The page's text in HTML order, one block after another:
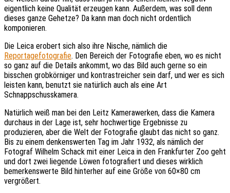
eigentlich keine Qualität erzeugen kann. Außerdem, was soll denn
dieses ganze Gehetze? Da kann man doch nicht ordentlich
komponieren.
Die Leica erobert sich also ihre Nische, nämlich die
Reportagefotografie. Den Bereich der Fotografie eben, wo es nicht
so ganz auf die Details ankommt, wo das Bild auch gerne so ein
bisschen grobkörniger und kontrastreicher sein darf, und wer es sich
leisten kann, benutzt sie natürlich auch als eine Art
Schnappschusskamera.
Natürlich weiß man bei den Leitz Kamerawerken, dass die Kamera
durchaus in der Lage ist, sehr hochwertige Ergebnisse zu
produzieren, aber die Welt der Fotografie glaubt das nicht so ganz.
Bis zu einem denkenswerten Tag im Jahr 1932, als nämlich der
Fotograf Wilhelm Schack mit einer Leica in den Frankfurter Zoo geht
und dort zwei liegende Löwen fotografiert und dieses wirklich
bemerkenswerte Bild hinterher auf eine Größe von 60×80 cm
vergrößert.